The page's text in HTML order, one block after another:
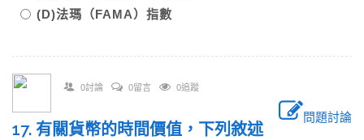
(D)法瑪（FAMA）指數
0討論 0留言 0追蹤
問題討論
17. 有關貨幣的時間價值，下列敘述